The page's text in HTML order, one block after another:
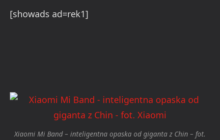
[showads ad=rek1]
Xiaomi Mi Band – inteligentna opaska od giganta z Chin – fot.